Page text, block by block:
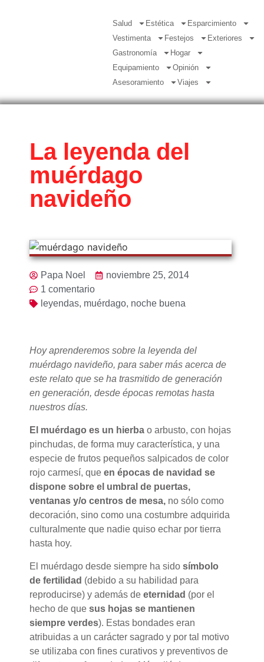
Salud Estética
Esparcimiento
Vestimenta
Festejos
Exteriores
Gastronomía
Hogar
Equipamiento
Opinión
Asesoramiento
Viajes
La leyenda del
muérdago
navideño
Papa Noel
noviembre 25, 2014
1 comentario
leyendas, muérdago, noche buena
Hoy aprenderemos sobre la leyenda del
muérdago navideño, para saber más acerca de
este relato que se ha trasmitido de generación
en generación, desde épocas remotas hasta
nuestros días.
El muérdago es un hierba o arbusto, con hojas
pinchudas, de forma muy característica, y una
especie de frutos pequeños salpicados de color
rojo carmesí, que en épocas de navidad se
dispone sobre el umbral de puertas,
ventanas y/o centros de mesa, no sólo como
decoración, sino como una costumbre adquirida
culturalmente que nadie quiso echar por tierra
hasta hoy.
El muérdago desde siempre ha sido símbolo
de fertilidad (debido a su habilidad para
reproducirse) y además de eternidad (por el
hecho de que sus hojas se mantienen
siempre verdes). Estas bondades eran
atribuidas a un carácter sagrado y por tal motivo
se utilizaba con fines curativos y preventivos de